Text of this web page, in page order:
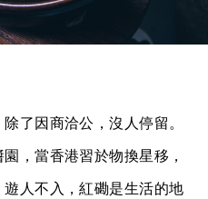
了因商洽公，沒人停留。
，當香港習於物換星移，
人不入，紅磡是生活的地